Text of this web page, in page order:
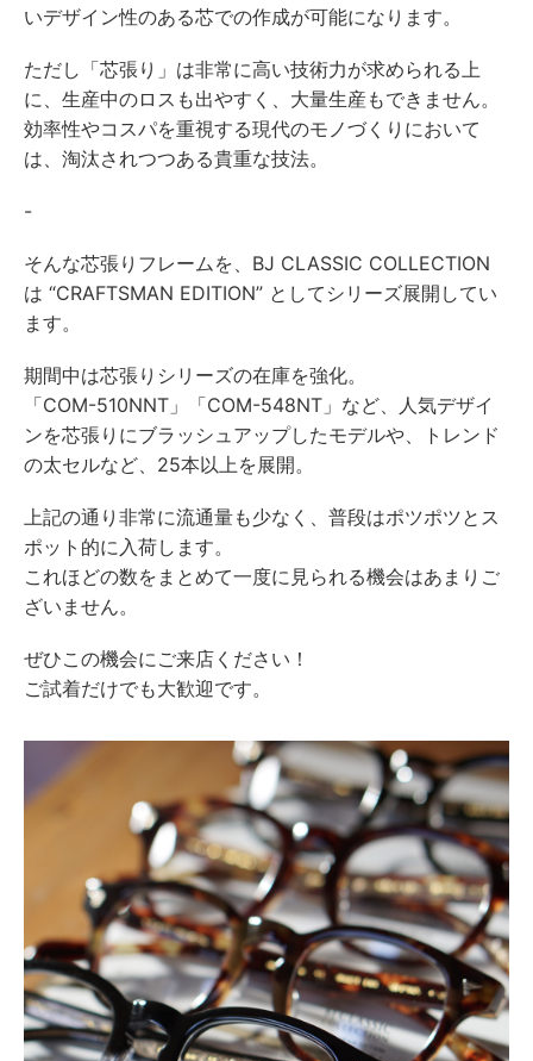
いデザイン性のある芯での作成が可能になります。
ただし「芯張り」は非常に高い技術力が求められる上
に、生産中のロスも出やすく、大量生産もできません。
効率性やコスパを重視する現代のモノづくりにおいて
は、淘汰されつつある貴重な技法。
-
そんな芯張りフレームを、BJ CLASSIC COLLECTION
は “CRAFTSMAN EDITION” としてシリーズ展開してい
ます。
期間中は芯張りシリーズの在庫を強化。
「COM-510NNT」「COM-548NT」など、人気デザイ
ンを芯張りにブラッシュアップしたモデルや、トレンド
の太セルなど、25本以上を展開。
上記の通り非常に流通量も少なく、普段はポツポツとス
ポット的に入荷します。
これほどの数をまとめて一度に見られる機会はあまりご
ざいません。
ぜひこの機会にご来店ください！
ご試着だけでも大歓迎です。